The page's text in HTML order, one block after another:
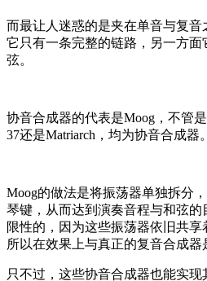
而最让人迷惑的是夹在单音与复
它只有一条完整的链路，另一方
弦。
协音合成器的代表是Moog，不管是
37还是Matriarch，均为协音合成器。
Moog的做法是将振荡器单独拆分
琴键，从而达到演奏音程与和弦
限性的，因为这些振荡器依旧共享
所以在效果上与真正的复音合成器
只不过，这些协音合成器也能实